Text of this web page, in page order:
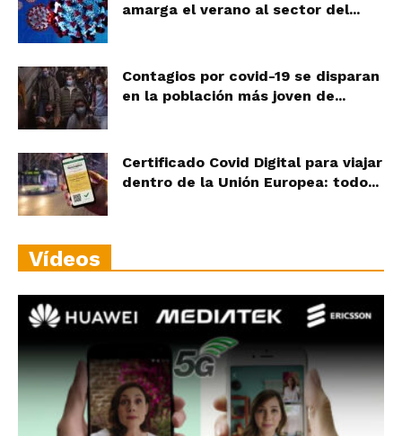
amarga el verano al sector del...
Contagios por covid-19 se disparan
en la población más joven de...
Certificado Covid Digital para viajar
dentro de la Unión Europea: todo...
Vídeos